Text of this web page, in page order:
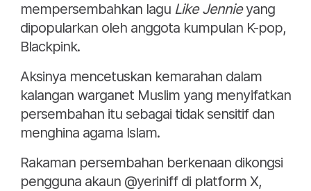
mempersembahkan lagu Like Jennieyang
dipopularkan oleh anggota kumpulan K-pop,
Blackpink.
Aksinya mencetuskan kemarahan dalam
kalangan warganet Muslim yang menyifatkan
persembahan itu sebagai tidak sensitif dan
menghina agama Islam.
Rakaman persembahan berkenaan dikongsi
pengguna akaun @yeriniff di platform X,